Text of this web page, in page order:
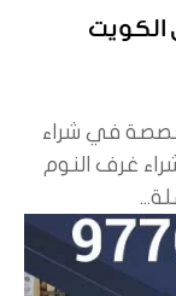
الكويت
في شراء
غرف النوم